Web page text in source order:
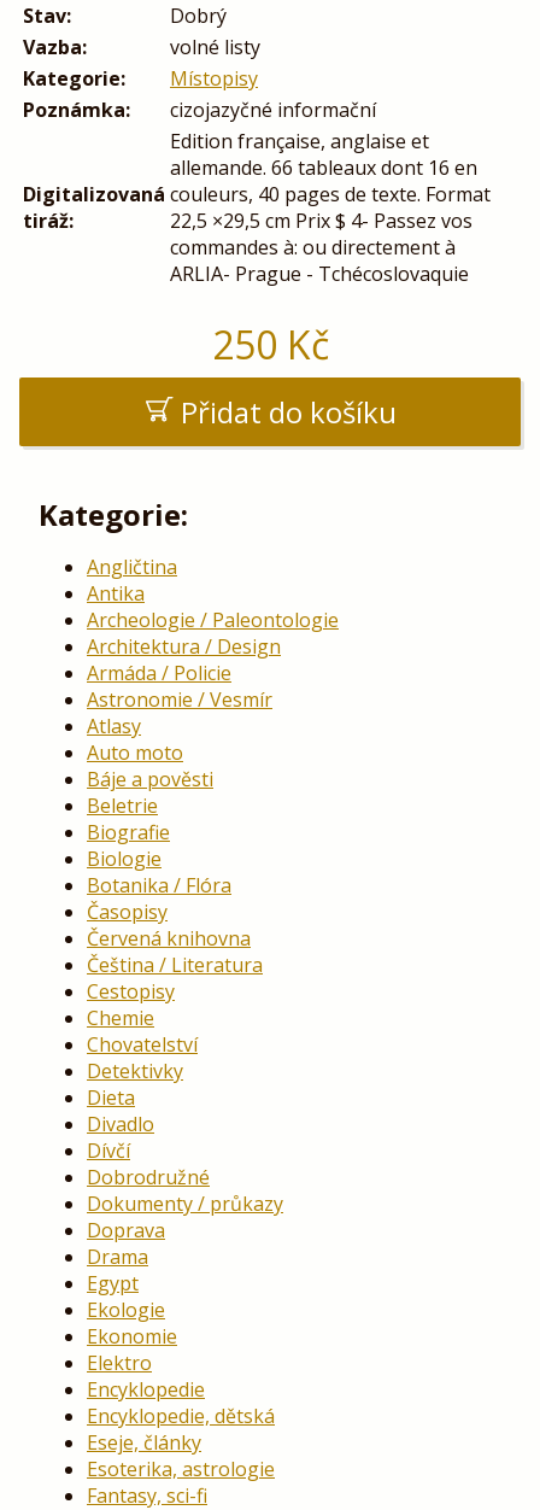
Stav:
Dobrý
Vazba:
volné listy
Kategorie:
Místopisy
Poznámka:
cizojazyčné informační
Digitalizovaná
tiráž:
Edition française, anglaise et
allemande. 66 tableaux dont 16 en
couleurs, 40 pages de texte. Format
22,5 ×29,5 cm Prix $ 4- Passez vos
commandes à: ou directement à
ARLIA- Prague - Tchécoslovaquie
250 Kč
Přidat do košíku
Kategorie:
Angličtina
Antika
Archeologie / Paleontologie
Architektura / Design
Armáda / Policie
Astronomie / Vesmír
Atlasy
Auto moto
Báje a pověsti
Beletrie
Biografie
Biologie
Botanika / Flóra
Časopisy
Červená knihovna
Čeština / Literatura
Cestopisy
Chemie
Chovatelství
Detektivky
Dieta
Divadlo
Dívčí
Dobrodružné
Dokumenty / průkazy
Doprava
Drama
Egypt
Ekologie
Ekonomie
Elektro
Encyklopedie
Encyklopedie, dětská
Eseje, články
Esoterika, astrologie
Fantasy, sci-fi